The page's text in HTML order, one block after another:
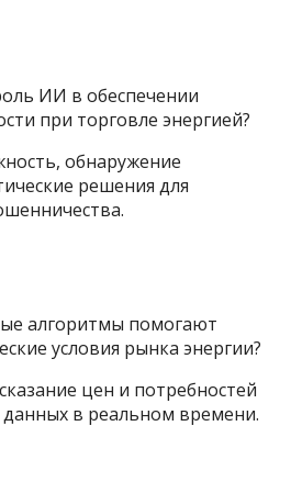
ИИ в обеспечении
при торговле энергией?
обнаружение
решения для
алгоритмы помогают
условия рынка энергии?
цен и потребностей
в реальном времени.